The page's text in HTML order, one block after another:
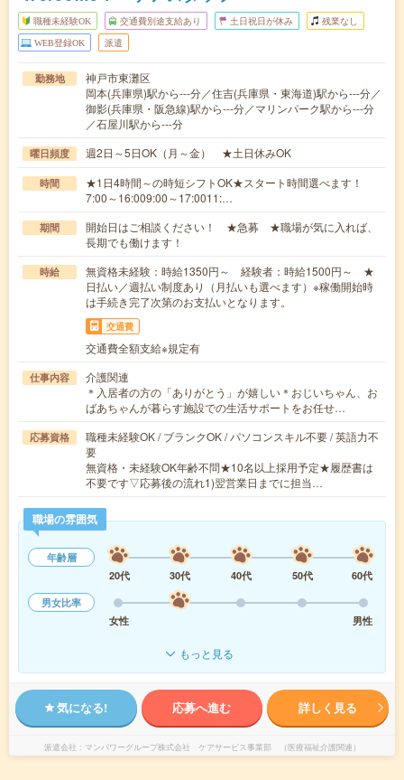
職種未経験OK 交通費別途支給あり 土日祝日が休み 残業なし
WEB登録OK 派遣
勤務地
神戸市東灘区
岡本(兵庫県)駅から---分／住吉(兵庫県・東海道)駅から---分／
御影(兵庫県・阪急線)駅から---分／マリンパーク駅から---分
／石屋川駅から---分
曜日頻度 週2日～5日OK（月～金） ★土日休みOK
時間
★1日4時間～の時短シフトOK★スタート時間選べます！
7:00～16:009:00～17:0011:…
期間
開始日はご相談ください！ ★急募 ★職場が気に入れば、
長期でも働けます！
時給
無資格未経験：時給1350円～ 経験者：時給1500円～ ★
日払い／週払い制度あり（月払いも選べます）※稼働開始時
は手続き完了次第のお支払いとなります。
交通費
交通費全額支給※規定有
仕事内容
介護関連
＊入居者の方の「ありがとう」が嬉しい＊おじいちゃん、お
ばあちゃんが暮らす施設での生活サポートをお任せ…
応募資格
職種未経験OK / ブランクOK / パソコンスキル不要 / 英語力不
要
無資格・未経験OK年齢不問★10名以上採用予定★履歴書は
不要です▽応募後の流れ1)翌営業日までに担当…
職場の雰囲気
年齢層
20代
30代 40代 50代
60代
男女比率
女性
男性
もっと見る
気になる! 応募へ進む 詳しく見る
派遣会社 マンパワーグループ株式会社 ケアサービス事業部 （医療福祉介護関連）